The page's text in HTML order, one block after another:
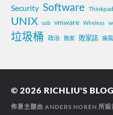
Security Software Thinkpad
UNIX usb vmware Wireless
垃圾桶 政治 敗家 敗家誌 痛風
© 2026 RICHLIU'S BLOG
佈景主題由ANDERS NORÉN 所設